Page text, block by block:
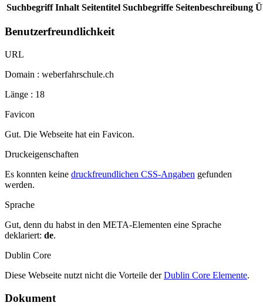
Suchbegriff Inhalt Seitentitel Suchbegriffe Seitenbeschreibung
Benutzerfreundlichkeit
URL
Domain : weberfahrschule.ch
Länge : 18
Favicon
Gut. Die Webseite hat ein Favicon.
Druckeigenschaften
Es konnten keine druckfreundlichen CSS-Angaben gefunden
werden.
Sprache
Gut, denn du habst in den META-Elementen eine Sprache
deklariert: de.
Dublin Core
Diese Webseite nutzt nicht die Vorteile derDublin Core Elemente.
Dokument